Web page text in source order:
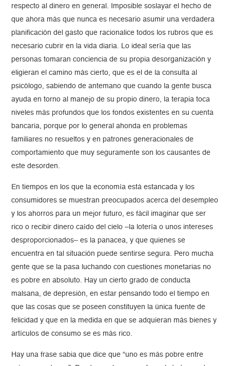
respecto al dinero en general. Imposible soslayar el hecho de
que ahora más que nunca es necesario asumir una verdadera
planificación del gasto que racionalice todos los rubros que es
necesario cubrir en la vida diaria. Lo ideal sería que las
personas tomaran conciencia de su propia desorganización y
eligieran el camino más cierto, que es el de la consulta al
psicólogo, sabiendo de antemano que cuando la gente busca
ayuda en torno al manejo de su propio dinero, la terapia toca
niveles más profundos que los fondos existentes en su cuenta
bancaria, porque por lo general ahonda en problemas
familiares no resueltos y en patrones generacionales de
comportamiento que muy seguramente son los causantes de
este desorden.
En tiempos en los que la economía está estancada y los
consumidores se muestran preocupados acerca del desempleo
y los ahorros para un mejor futuro, es fácil imaginar que ser
rico o recibir dinero caído del cielo –la lotería o unos intereses
desproporcionados– es la panacea, y que quienes se
encuentra en tal situación puede sentirse segura. Pero mucha
gente que se la pasa luchando con cuestiones monetarias no
es pobre en absoluto. Hay un cierto grado de conducta
malsana, de depresión, en estar pensando todo el tiempo en
que las cosas que se poseen constituyen la única fuente de
felicidad y que en la medida en que se adquieran más bienes y
artículos de consumo se es más rico.
Hay una frase sabia que dice que “uno es más pobre entre